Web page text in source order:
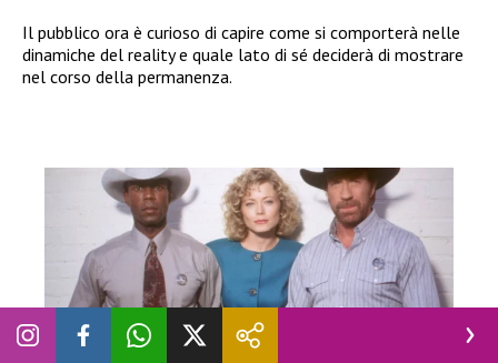
Il pubblico ora è curioso di capire come si comporterà nelle
dinamiche del reality e quale lato di sé deciderà di mostrare
nel corso della permanenza.